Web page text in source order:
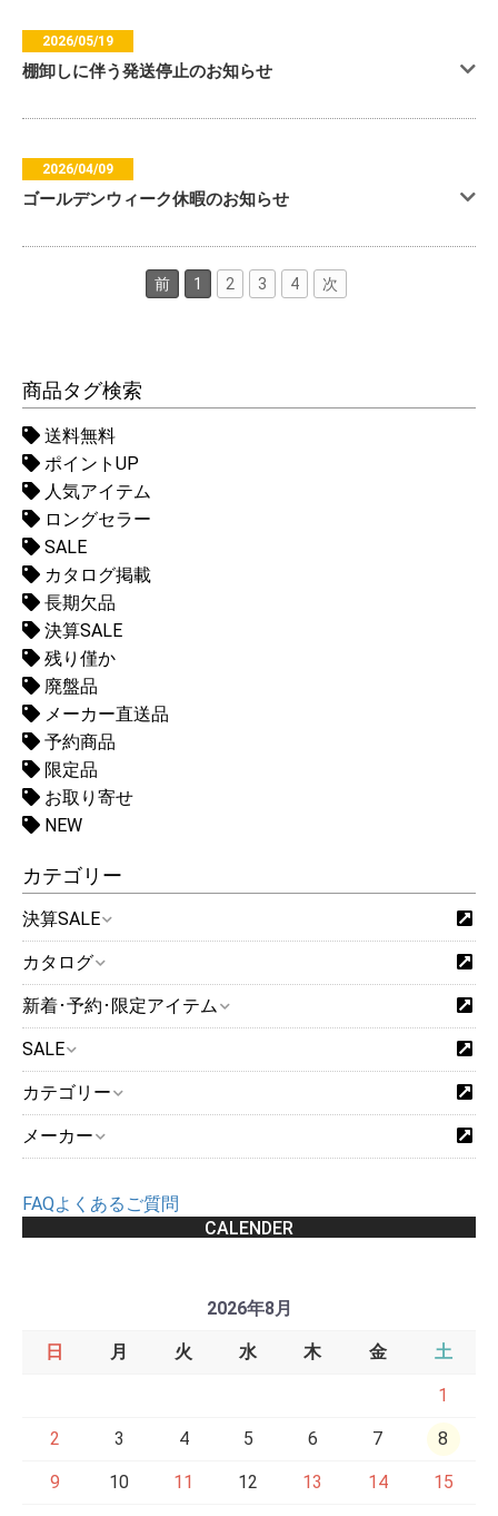
2026/05/19
棚卸しに伴う発送停止のお知らせ
2026/04/09
ゴールデンウィーク休暇のお知らせ
前 1 2 3 4 次
商品タグ検索
送料無料
ポイントUP
人気アイテム
ロングセラー
SALE
カタログ掲載
長期欠品
決算SALE
残り僅か
廃盤品
メーカー直送品
予約商品
限定品
お取り寄せ
NEW
カテゴリー
決算SALE
カタログ
新着･予約･限定アイテム
SALE
カテゴリー
メーカー
FAQよくあるご質問
CALENDER
2026年8月
日 月 火 水 木 金 土
1
2 3 4 5 6 7 8
9 10 11 12 13 14 15